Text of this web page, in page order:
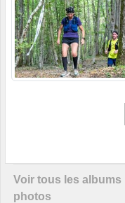
Voir tous les albums
photos